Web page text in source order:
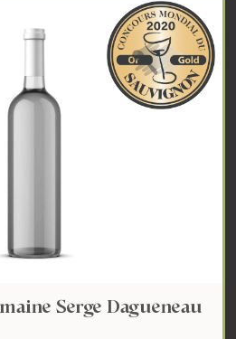
Serge Dagueneau